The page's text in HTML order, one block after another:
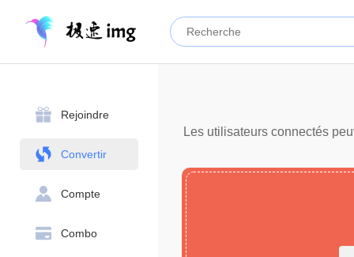
Rejoindre
Convertir
Compte
Combo
Les utilisateurs connectés